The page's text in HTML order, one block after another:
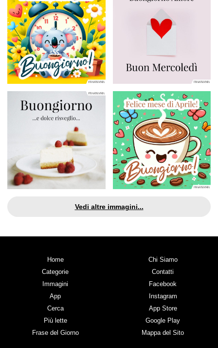
Vedi altre immagini...
Home
Categorie
Immagini
App
Cerca
Più lette
Frase del Giorno
Chi Siamo
Contatti
Facebook
Instagram
App Store
Google Play
Mappa del Sito